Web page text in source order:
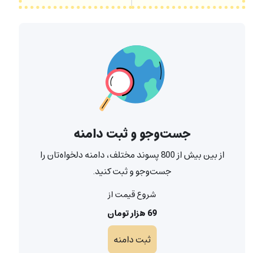
جست‌و‌جو و ثبت دامنه
از بین بیش از 800 پسوند مختلف، دامنه دلخواه‌تان را
جست‌و‌جو و ثبت کنید.
شروع قیمت از
69 هزار تومان
ثبت دامنه